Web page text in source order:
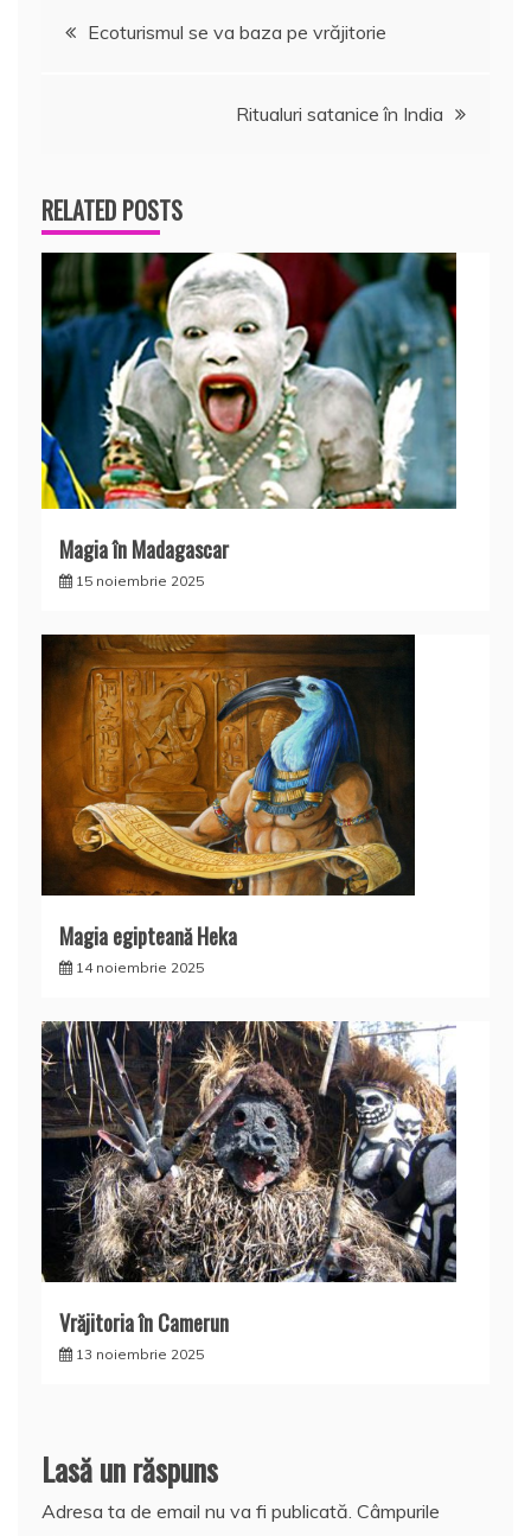
Navigare
Ecoturismul se va baza pe vrăjitorie
Ritualuri satanice în India
RELATED POSTS
Magia în Madagascar
15 noiembrie 2025
Magia egipteană Heka
14 noiembrie 2025
Vrăjitoria în Camerun
13 noiembrie 2025
Lasă un răspuns
Adresa ta de email nu va fi publicată. Câmpurile